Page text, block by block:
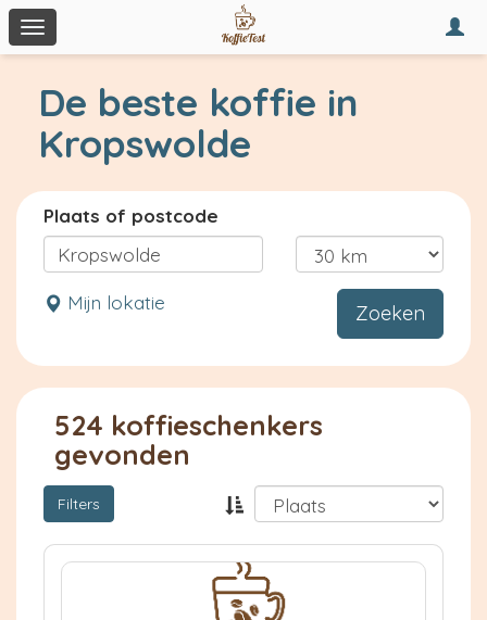
Toggle
navigation
De beste koffie in
Kropswolde
Plaats of postcode
Mijn lokatie Zoeken
524 koffieschenkers
gevonden
Filters